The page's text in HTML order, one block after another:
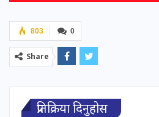
0
803
Share
प्रतिक्रिया दिनुहोस